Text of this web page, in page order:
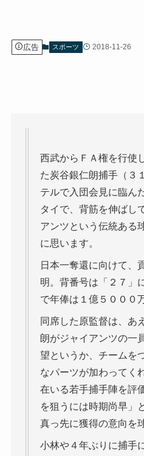
広告 スポーツ 2018-11-26
西武からＦＡ権を行使
た炭谷銀仁朗捕手（３
テルで入団会見に臨ん
タイで、背筋を伸ばし
アンツという伝統ある
に思います。
日本一奪還に向けて、
明。背番号は「２７」
で年俸は１億５０００
同席した原監督は、あ
朗がジャイアンツの一
望というか、チームを
なパーツが加わってく
在いる若手捕手陣を評
を狙うには時期尚早」
真っ先に獲得の意向を
小林や４年ぶりに捕手